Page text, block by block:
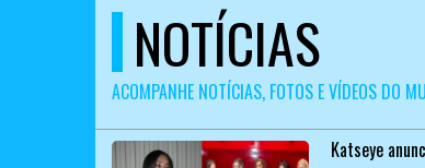
NOTÍCIAS
ACOMPANHE NOTÍCIAS, FOTOS E VÍDEOS DO
Katseye